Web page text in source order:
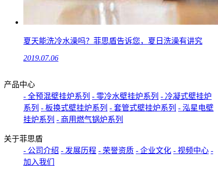
夏天能洗冷水澡吗？菲思盾告诉您，夏日洗澡有讲究
2019.07.06
产品中心
- 全预混壁挂炉系列 - 零冷水壁挂炉系列 - 冷凝式壁挂炉
系列 - 板换式壁挂炉系列 - 套管式壁挂炉系列 - 泓星电壁
挂炉系列 - 商用燃气锅炉系列
关于菲思盾
- 公司介绍 - 发展历程 - 荣誉资质 - 企业文化 - 视频中心 -
加入我们